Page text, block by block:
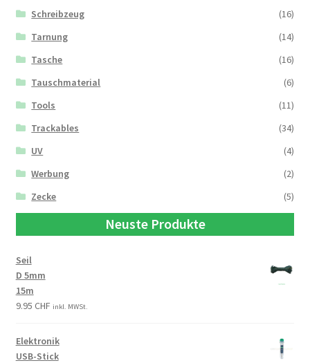
Schreibzeug
(16)
Tarnung
(14)
Tasche
(16)
Tauschmaterial
(6)
Tools
(11)
Trackables
(34)
UV
(4)
Werbung
(2)
Zecke
(5)
Neuste Produkte
Seil
D 5mm
15m
9.95 CHF inkl. MWSt.
Elektronik
USB-Stick